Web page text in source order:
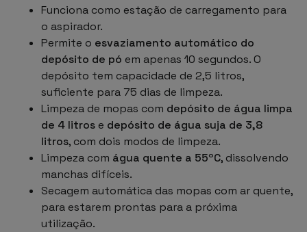
Funciona como estação de carregamento para
o aspirador.
Permite o esvaziamento automático do
depósito de pó em apenas 10 segundos. O
depósito tem capacidade de 2,5 litros,
suficiente para 75 dias de limpeza.
Limpeza de mopas com depósito de água limpa
de 4 litros e depósito de água suja de 3,8
litros, com dois modos de limpeza.
Limpeza com água quente a 55ºC, dissolvendo
manchas difíceis.
Secagem automática das mopas com ar quente,
para estarem prontas para a próxima
utilização.